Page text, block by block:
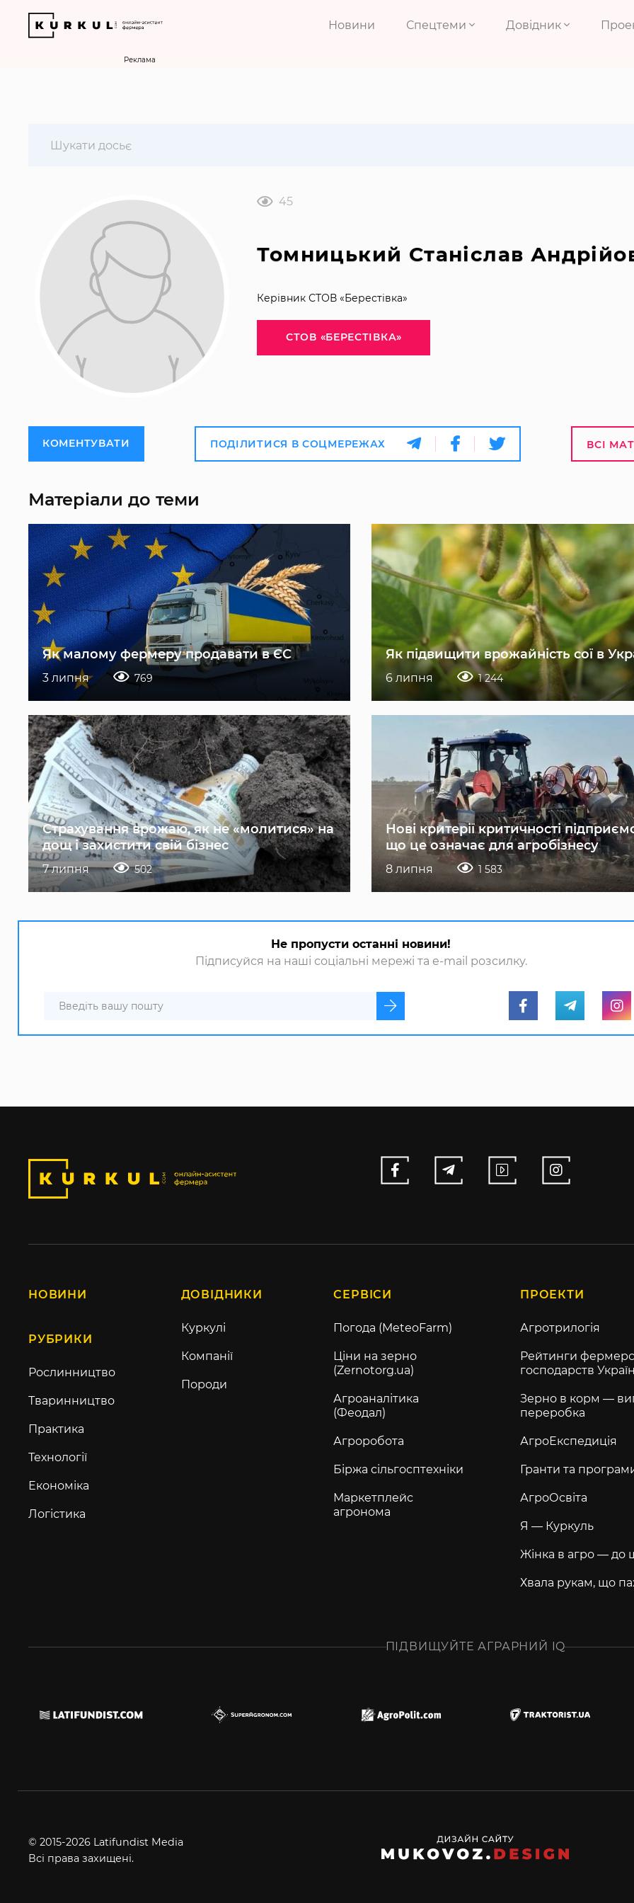
Новини Спецтеми Довідник
Реклама
45
Томницький Станіслав
Керівник СТОВ «Берестівка»
СТОВ «БЕРЕСТІВКА»
КОМЕНТУВАТИ ПОДІЛИТИСЯ В СОЦМЕРЕЖАХ ВСІ
Матеріали до теми
Як малому фермеру продавати в ЄС
3 липня 769
Як підвищити врожайність сої в
6 липня 1 244
Страхування врожаю, як не «молитися» на
дощ і захистити свій бізнес
7 липня 502
Нові критерії критичності
що це означає для агробізнесу
8 липня 1 583
Не пропусти останні новини!
Підписуйся на наші соціальні мережі та e-mail розсилку.
НОВИНИ
РУБРИКИ
Рослинництво
Тваринництво
Практика
Технології
Економіка
Логістика
ДОВІДНИКИ
Куркулі
Компанії
Породи
СЕРВІСИ
Погода (MeteoFarm)
Ціни на зерно
(Zernotorg.ua)
Агроаналітика
(Феодал)
Агроробота
Біржа сільгосптехніки
Маркетплейс
агронома
ПРОЕКТИ
Агротрилогія
Рейтинги
господарств
Зерно в корм —
переробка
АгроЕкспедиція
Гранти та
АгроОсвіта
Я — Куркуль
Жінка в агро — до
Хвала рукам, що
ПІДВИЩУЙТЕ АГРАРНИЙ IQ
© 2015-2026 Latifundist Media
Всі права захищені.